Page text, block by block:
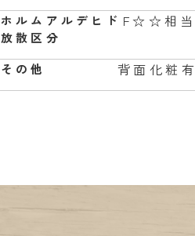
ホルムアルデヒド
放散区分
F☆☆相当
その他 背面化粧有